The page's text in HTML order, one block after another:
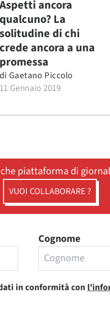
Aspetti ancora
qualcuno? La
solitudine di chi
crede ancora a una
promessa
di Gaetano Piccolo
11 Gennaio 2019
piattaforma di
VUOI COLLABORARE ?
Cognome
in conformità con